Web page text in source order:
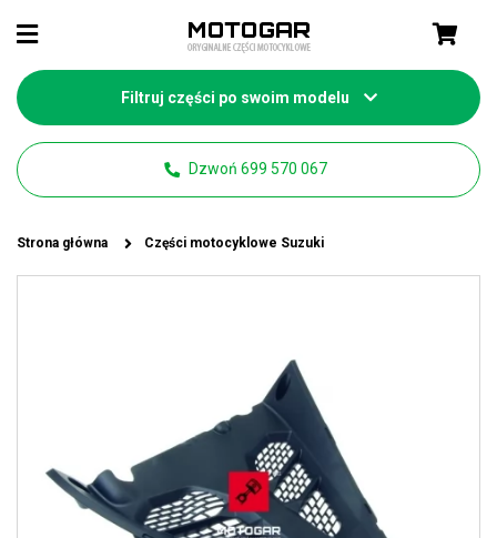
Filtruj części po swoim modelu
Dzwoń 699 570 067
Strona główna Części motocyklowe Suzuki